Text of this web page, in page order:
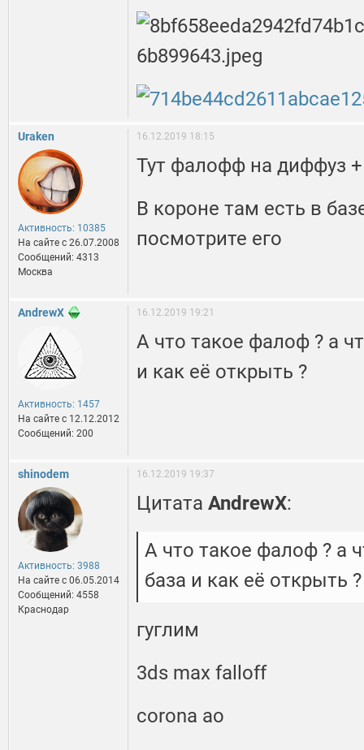
Uraken
Активность: 10385
На сайте c 26.07.2008
Сообщений: 4313
Москва
16.12.2019 18:15
Тут фалофф на диффуз
В короне там есть в
посмотрите его
AndrewX
Активность: 1457
На сайте c 12.12.2012
Сообщений: 200
16.12.2019 19:21
А что такое фалоф ? а
и как её открыть ?
shinodem
Активность: 3988
На сайте c 06.05.2014
Сообщений: 4558
Краснодар
16.12.2019 19:37
Цитата AndrewX:
А что такое фалоф ? а
база и как её открыть ?
гуглим
3ds max falloff
corona ao